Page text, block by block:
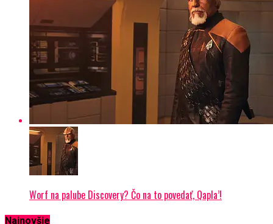
Worf na palube Discovery? Čo na to povedať, Qapla’!
Najnovšie